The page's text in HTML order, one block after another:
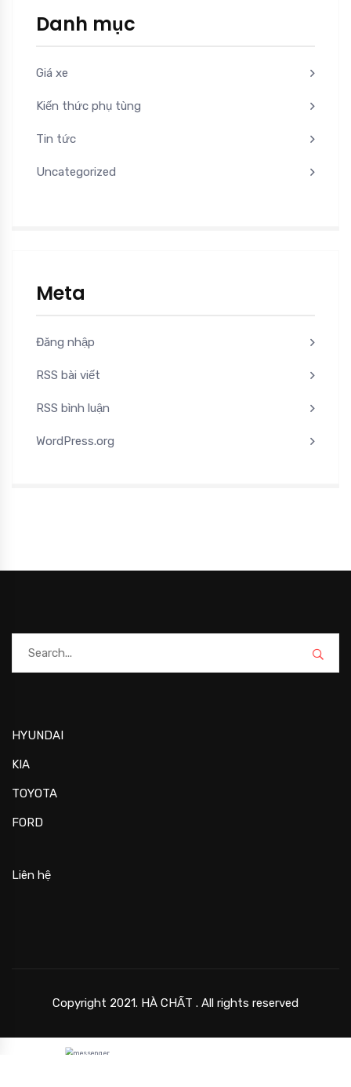
Danh mục
Giá xe
Kiến thức phụ tùng
Tin tức
Uncategorized
Meta
Đăng nhập
RSS bài viết
RSS bình luận
WordPress.org
HYUNDAI
KIA
TOYOTA
FORD
Liên hệ
Copyright 2021. HÀ CHẤT . All rights reserved